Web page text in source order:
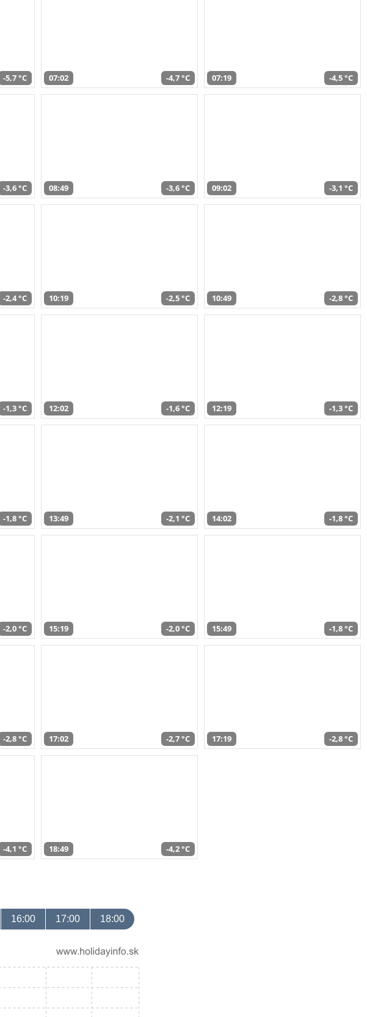
-5,7 °C 07:02 -4,7 °C 07:19 -4,5 °C
-3,6 °C 08:49 -3,6 °C 09:02 -3,1 °C
-2,4 °C 10:19 -2,5 °C 10:49 -2,8 °C
-1,3 °C 12:02 -1,6 °C 12:19 -1,3 °C
-1,8 °C 13:49 -2,1 °C 14:02 -1,8 °C
-2,0 °C 15:19 -2,0 °C 15:49 -1,8 °C
-2,8 °C 17:02 -2,7 °C 17:19 -2,8 °C
-4,1 °C 18:49 -4,2 °C
16:00 17:00 18:00